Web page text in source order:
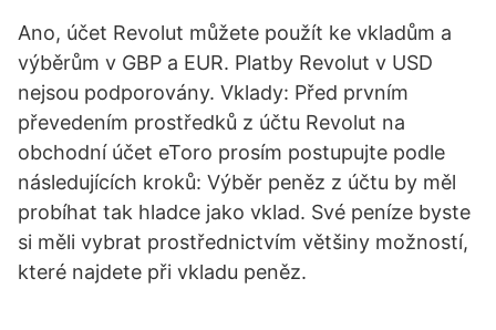
Ano, účet Revolut můžete použít ke vkladům a
výběrům v GBP a EUR. Platby Revolut v USD
nejsou podporovány. Vklady: Před prvním
převedením prostředků z účtu Revolut na
obchodní účet eToro prosím postupujte podle
následujících kroků: Výběr peněz z účtu by měl
probíhat tak hladce jako vklad. Své peníze byste
si měli vybrat prostřednictvím většiny možností,
které najdete při vkladu peněz.